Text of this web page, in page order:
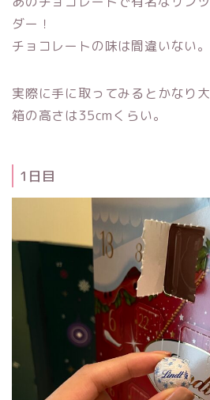
ダー！
チョコレートの味は間違いない。
実際に手に取ってみるとかなり
箱の高さは35cmくらい。
1日目